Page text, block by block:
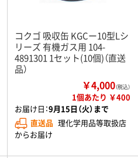
コクゴ 吸収缶 KGCー10型Lシ
リーズ 有機ガス用 104-
4891301 1セット(10個)（直送
品）
￥4,000（税込）
1個あたり ￥400
お届け日：9月15日（火）まで
直送品 理化学用品等取扱店
からお届け